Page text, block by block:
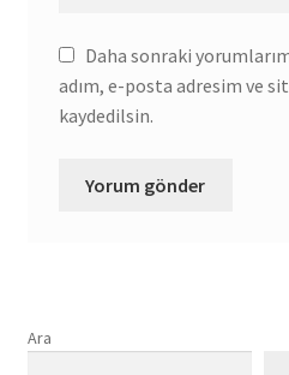
Daha sonraki
adım, e-posta adresim ve
kaydedilsin.
Ara